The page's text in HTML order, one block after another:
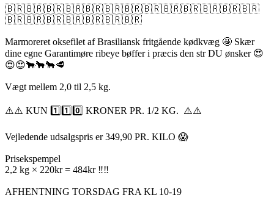
🇧🇷🇧🇷🇧🇷🇧🇷🇧🇷🇧🇷🇧🇷🇧🇷🇧🇷🇧🇷🇧🇷🇧🇷🇧🇷
🇧🇷🇧🇷🇧🇷🇧🇷🇧🇷🇧🇷🇧🇷
Marmoreret oksefilet af Brasiliansk fritgående kødkvæg 🤩 Skær
dine egne Garantimøre ribeye bøffer i præcis den str DU ønsker 😍
😍😍🐂🐂🐂🥩
Vægt mellem 2,0 til 2,5 kg.
⚠️⚠️ KUN 1️⃣1️⃣0️⃣ KRONER PR. 1/2 KG. ⚠️⚠️
Vejledende udsalgspris er 349,90 PR. KILO 😱
Prisekspempel
2,2 kg × 220kr = 484kr ‼️‼️
AFHENTNING TORSDAG FRA KL 10-19